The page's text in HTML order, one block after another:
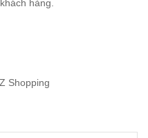
hàng.
Z Shopping